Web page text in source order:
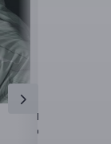
Povlečení
cm